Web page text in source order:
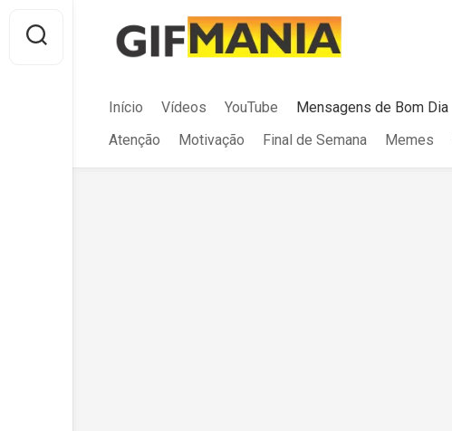
content
Início Vídeos YouTube Mensagens de Bom Dia
Atenção
Motivação Final de Semana Memes